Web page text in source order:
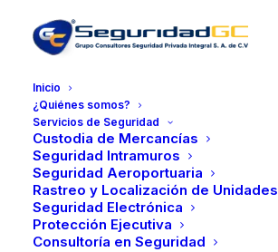
Inicio
¿Quiénes somos?
Servicios de Seguridad
Custodia de Mercancías
Seguridad Intramuros
Seguridad Aeroportuaria
Rastreo y Localización de Unidades
Seguridad Electrónica
Protección Ejecutiva
Consultoría en Seguridad
abril 30, 2025